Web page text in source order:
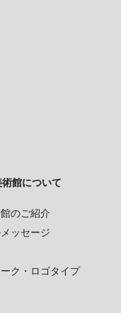
術館について
のご紹介
ッセージ
ク・ロゴタイプ